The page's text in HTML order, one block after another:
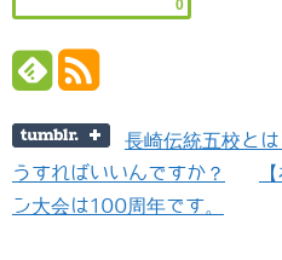
0
長崎伝統五校とは
うすればいいんですか？
ン大会は100周年です。